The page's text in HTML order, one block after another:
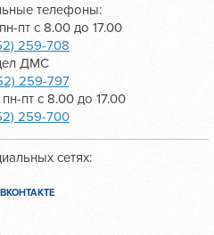
телефоны:
пт с 8.00 до 17.00
259-708
ДМС
259-797
пт с 8.00 до 17.00
259-700
сетях:
ВКОНТАКТЕ